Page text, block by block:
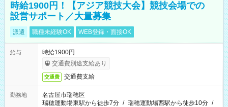
時給1900円！【アジア競技大会】競技会場での
設営サポート／大量募集
派遣 職種未経験OK WEB登録・面接OK
給与
時給1900円
交通費別途支給あり
交通費 交通費支給
勤務地
名古屋市瑞穂区
瑞穂運動場東駅から徒歩7分 / 瑞穂運動場西駅から徒歩10分 /